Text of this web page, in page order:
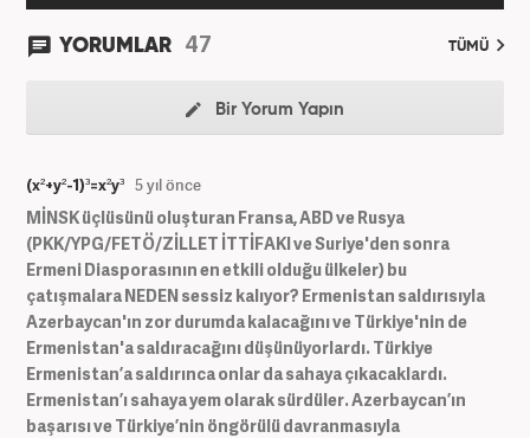
YORUMLAR 47 TÜMÜ
Bir Yorum Yapın
(x²+y²-1)³=x²y³ 5 yıl önce
MİNSK üçlüsünü oluşturan Fransa, ABD ve Rusya
(PKK/YPG/FETÖ/ZİLLET İTTİFAKI ve Suriye'den sonra
Ermeni Diasporasının en etkili olduğu ülkeler) bu
çatışmalara NEDEN sessiz kalıyor? Ermenistan saldırısıyla
Azerbaycan'ın zor durumda kalacağını ve Türkiye'nin de
Ermenistan'a saldıracağını düşünüyorlardı. Türkiye
Ermenistan’a saldırınca onlar da sahaya çıkacaklardı.
Ermenistan’ı sahaya yem olarak sürdüler. Azerbaycan’ın
başarısı ve Türkiye’nin öngörülü davranmasıyla